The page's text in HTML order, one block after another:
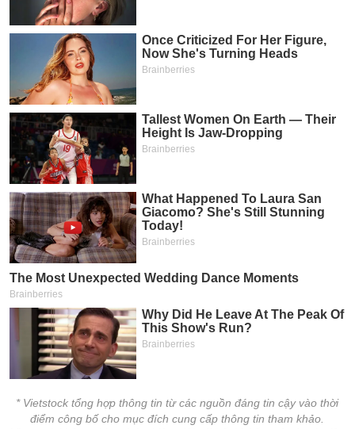
* Vietstock tổng hợp thông tin từ các nguồn đáng tin cậy vào thời
điểm công bố cho mục đích cung cấp thông tin tham khảo.